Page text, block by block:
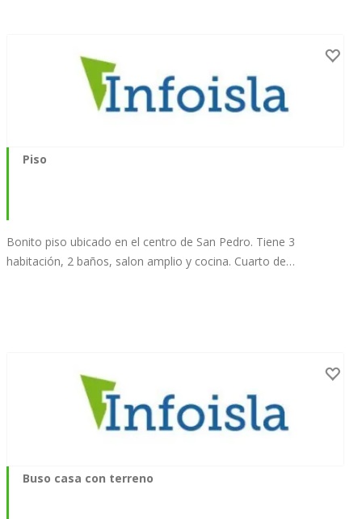
Piso
Bonito piso ubicado en el centro de San Pedro. Tiene 3
habitación, 2 baños, salon amplio y cocina. Cuarto de…
Buso casa con terreno